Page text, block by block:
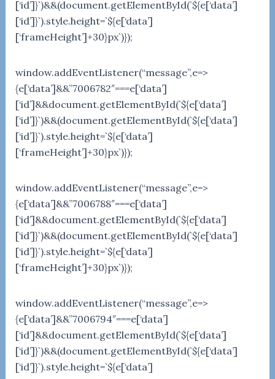
[‘id’]}`)&&(document.getElementById(`${e[‘data’]
[‘id’]}`).style.height=`${e[‘data’]
[‘frameHeight’]+30}px`)});
window.addEventListener(“message”,e=>
{e[‘data’]&&”7006782″===e[‘data’]
[‘id’]&&document.getElementById(`${e[‘data’]
[‘id’]}`)&&(document.getElementById(`${e[‘data’]
[‘id’]}`).style.height=`${e[‘data’]
[‘frameHeight’]+30}px`)});
window.addEventListener(“message”,e=>
{e[‘data’]&&”7006788″===e[‘data’]
[‘id’]&&document.getElementById(`${e[‘data’]
[‘id’]}`)&&(document.getElementById(`${e[‘data’]
[‘id’]}`).style.height=`${e[‘data’]
[‘frameHeight’]+30}px`)});
window.addEventListener(“message”,e=>
{e[‘data’]&&”7006794″===e[‘data’]
[‘id’]&&document.getElementById(`${e[‘data’]
[‘id’]}`)&&(document.getElementById(`${e[‘data’]
[‘id’]}`).style.height=`${e[‘data’]